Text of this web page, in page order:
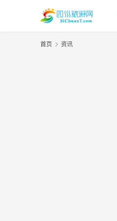
首页 资讯